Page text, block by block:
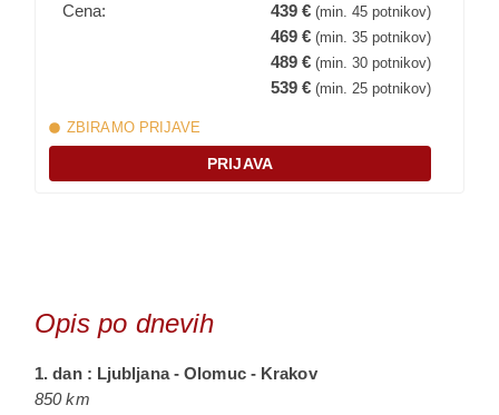
Cena: 439 € (min. 45 potnikov)
469 € (min. 35 potnikov)
489 € (min. 30 potnikov)
539 € (min. 25 potnikov)
ZBIRAMO PRIJAVE
PRIJAVA
Opis po dnevih
1. dan : Ljubljana - Olomuc - Krakov
850 km